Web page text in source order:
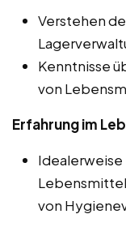
Verstehen
Kenntnisse
von
Erfahrung im
Idealerweise
von